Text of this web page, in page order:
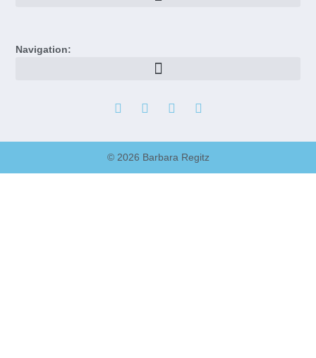
Navigation:
© 2026 Barbara Regitz